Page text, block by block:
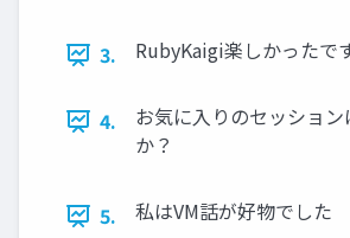
3. RubyKaigi楽しかったで
4.
お気に入りのセッショ
か？
5. 私はVM話が好物でした